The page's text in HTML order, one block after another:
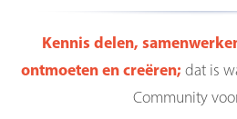
Kennis delen,
ontmoeten en creëren; dat is
Community